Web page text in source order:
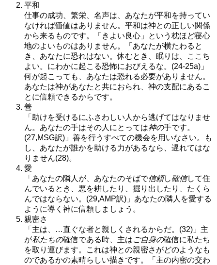
平和
仕事の成功、繁栄、名声は、あなたが平和を持ってい
なければ価値はありません。平和は神との正しい関係
から来るものです。「きよい良心」という枕ほど寝心
地のよいものはありません。「あなたが横たわると
き、あなたに恐れはない。休むとき、眠りは、ここち
よい。にわかに起こる恐怖におびえるな。(24-25a)」
何が起こっても、あなたは恐れる必要がありません。
あなたは神があなたと共におられ、神の支配にあるこ
とに信頼できるからです。
善
「助けを受けるにふさわしい人から逃げてはなりませ
ん。あなたの手はその人にとっては神の手です。
(27,MSG訳)」善を行うすべての機会を用いなさい。も
し、あなたが誰かを助ける力があるなら、遅れてはな
りません(28)。
愛
「あなたの隣人が、あなたのそばで信頼し確信して住
んでいるとき、悪を耕したり、掘り出したり、たくら
んではならない。(29,AMP訳)」あなたの隣人を愛する
ように導く神に信頼しましょう。
親密さ
「主は、…直ぐな者と親しくされるからだ。(32)」主
が私たちの確信である時、主はご自身の確信に私たち
を取り運びます。これは神との親密さがどのようなも
のであるかの素晴らしい描きです。「主の内密の交わ